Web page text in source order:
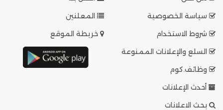
سياسة الخصوصية
شروط الاستخدام
السلع والإعلانات الممنوعة
وظائف.كوم
أحدث الإعلانات
بحث الاعلانات
المعلنين
خريطة الموقع